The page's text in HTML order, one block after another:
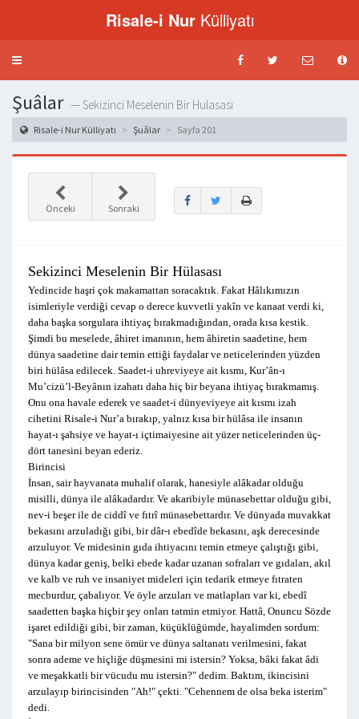
Risale-i NurKülliyatı
Menü
Şuâlar — Sekizinci Meselenin Bir Hulasası
Risale-i Nur Külliyatı Şuâlar Sayfa 201
Önceki Sonraki
Sekizinci Meselenin Bir Hülasası
Yedincide haşri çok makamattan soracaktık. Fakat Hâlıkımızın
isimleriyle verdiği cevap o derece kuvvetli yakîn ve kanaat verdi ki,
daha başka sorgulara ihtiyaç bırakmadığından, orada kısa kestik.
Şimdi bu meselede, âhiret imanının, hem âhiretin saadetine, hem
dünya saadetine dair temin ettiği faydalar ve neticelerinden yüzden
biri hülâsa edilecek. Saadet-i uhreviyeye ait kısmı, Kur’ân-ı
Mu’cizü’l-Beyânın izahatı daha hiç bir beyana ihtiyaç bırakmamış.
Onu ona havale ederek ve saadet-i dünyeviyeye ait kısmı izah
cihetini Risale-i Nur’a bırakıp, yalnız kısa bir hülâsa ile insanın
hayat-ı şahsiye ve hayat-ı içtimaiyesine ait yüzer neticelerinden üç-
dört tanesini beyan ederiz.
Birincisi
İnsan, sair hayvanata muhalif olarak, hanesiyle alâkadar olduğu
misilli, dünya ile alâkadardır. Ve akaribiyle münasebettar olduğu gibi,
nev-i beşer ile de ciddî ve fıtrî münasebettardır. Ve dünyada muvakkat
bekasını arzuladığı gibi, bir dâr-ı ebedîde bekasını, aşk derecesinde
arzuluyor. Ve midesinin gıda ihtiyacını temin etmeye çalıştığı gibi,
dünya kadar geniş, belki ebede kadar uzanan sofraları ve gıdaları, akıl
ve kalb ve ruh ve insaniyet mideleri için tedarik etmeye fıtraten
mecburdur, çabalıyor. Ve öyle arzuları ve matlapları var ki, ebedî
saadetten başka hiçbir şey onları tatmin etmiyor. Hattâ, Onuncu Sözde
işaret edildiği gibi, bir zaman, küçüklüğümde, hayalimden sordum:
"Sana bir milyon sene ömür ve dünya saltanatı verilmesini, fakat
sonra ademe ve hiçliğe düşmesini mi istersin? Yoksa, bâki fakat âdi
ve meşakkatli bir vücudu mu istersin?" dedim. Baktım, ikincisini
arzulayıp birincisinden "Ah!" çekti. "Cehennem de olsa beka isterim"
dedi.